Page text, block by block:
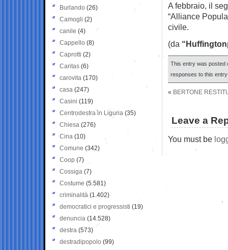
A febbraio, il
“Alliance
civile.
(da
This entry was posted
responses to this
« BERTONE
Leave a
You must be
Burlando (26)
Camogli (2)
canile (4)
Cappello (8)
Caprotti (2)
Caritas (6)
carovita (170)
casa (247)
Casini (119)
Centrodestra in Liguria (35)
Chiesa (276)
Cina (10)
Comune (342)
Coop (7)
Cossiga (7)
Costume (5.581)
criminalità (1.402)
democratici e progressisti (19)
denuncia (14.528)
destra (573)
destradipopolo (99)